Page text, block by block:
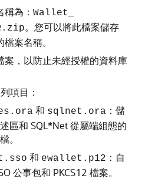
為： Wallet_
.zip。您可以將此檔案儲存
案名稱。
案，以防止未經授權的資料庫
項目：
和 sqlnet.ora ：儲
區和 SQL*Net 從屬端組態的
。
和 ewallet.p12 ：自
公事包和 PKCS12 檔案。